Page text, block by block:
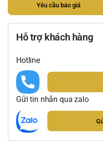
Yêu cầu báo giá
Hỗ trợ khách hàng
Hotline
Gửi tin nhắn qua zalo